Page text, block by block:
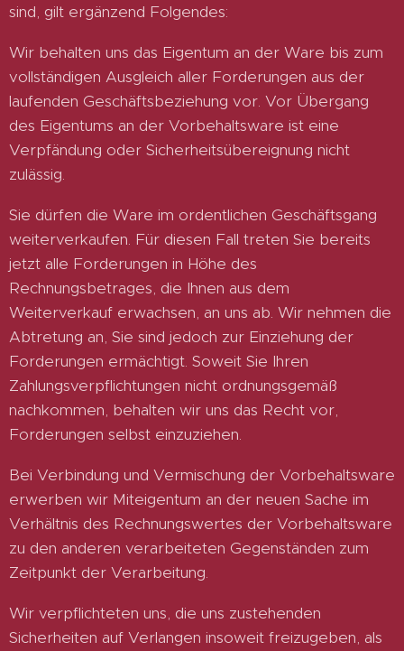
sind, gilt ergänzend Folgendes:
Wir behalten uns das Eigentum an der Ware bis zum
vollständigen Ausgleich aller Forderungen aus der
laufenden Geschäftsbeziehung vor. Vor Übergang
des Eigentums an der Vorbehaltsware ist eine
Verpfändung oder Sicherheitsübereignung nicht
zulässig.
Sie dürfen die Ware im ordentlichen Geschäftsgang
weiterverkaufen. Für diesen Fall treten Sie bereits
jetzt alle Forderungen in Höhe des
Rechnungsbetrages, die Ihnen aus dem
Weiterverkauf erwachsen, an uns ab. Wir nehmen die
Abtretung an, Sie sind jedoch zur Einziehung der
Forderungen ermächtigt. Soweit Sie Ihren
Zahlungsverpflichtungen nicht ordnungsgemäß
nachkommen, behalten wir uns das Recht vor,
Forderungen selbst einzuziehen.
Bei Verbindung und Vermischung der Vorbehaltsware
erwerben wir Miteigentum an der neuen Sache im
Verhältnis des Rechnungswertes der Vorbehaltsware
zu den anderen verarbeiteten Gegenständen zum
Zeitpunkt der Verarbeitung.
Wir verpflichteten uns, die uns zustehenden
Sicherheiten auf Verlangen insoweit freizugeben, als